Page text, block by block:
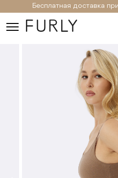
Бесплатная доставка